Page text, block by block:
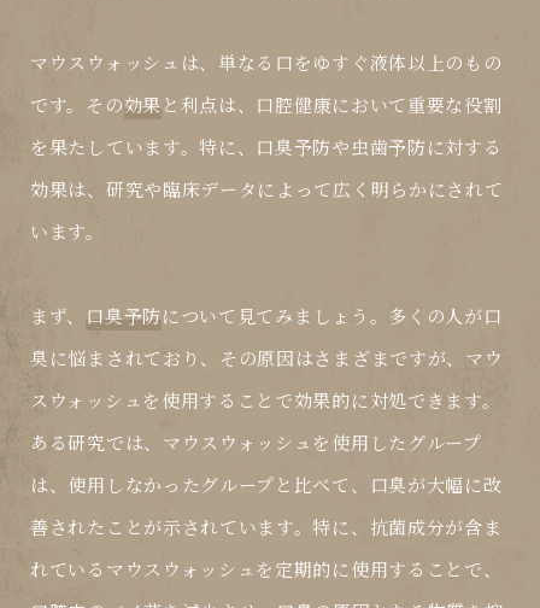
マウスウォッシュは、単なる口をゆすぐ液体以上のもの
です。その効果と利点は、口腔健康において重要な役割
を果たしています。特に、口臭予防や虫歯予防に対する
効果は、研究や臨床データによって広く明らかにされて
います。
まず、 口臭予防について見てみましょう。多くの人が口
臭に悩まされており、その原因はさまざまですが、マウ
スウォッシュを使用することで効果的に対処できます。
ある研究では、マウスウォッシュを使用したグループ
は、使用しなかったグループと比べて、口臭が大幅に改
善されたことが示されています。特に、抗菌成分が含ま
れているマウスウォッシュを定期的に使用することで、